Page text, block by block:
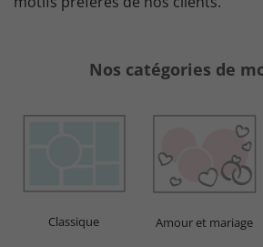
Nos catégories de
Classique Amour et mariage